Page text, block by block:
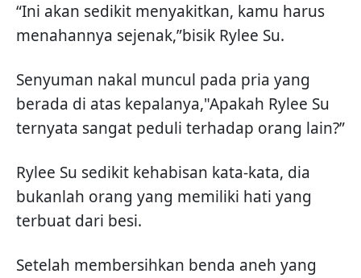
“Ini akan sedikit menyakitkan, kamu harus
menahannya sejenak,”bisik Rylee Su.
Senyuman nakal muncul pada pria yang
berada di atas kepalanya,"Apakah Rylee Su
ternyata sangat peduli terhadap orang lain?”
Rylee Su sedikit kehabisan kata-kata, dia
bukanlah orang yang memiliki hati yang
terbuat dari besi.
Setelah membersihkan benda aneh yang